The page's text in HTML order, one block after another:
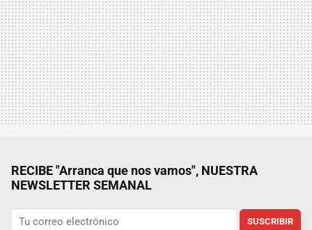
RECIBE "Arranca que nos vamos", NUESTRA
NEWSLETTER SEMANAL
SUSCRIBIR